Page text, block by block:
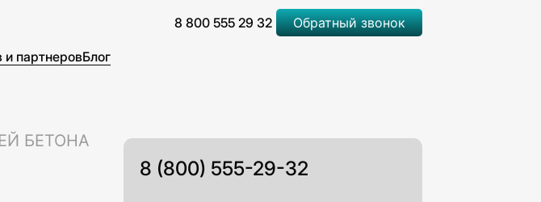
8 800 555 29 32 Обратный звонок
партнеровБлог
8 (800) 555-29-32